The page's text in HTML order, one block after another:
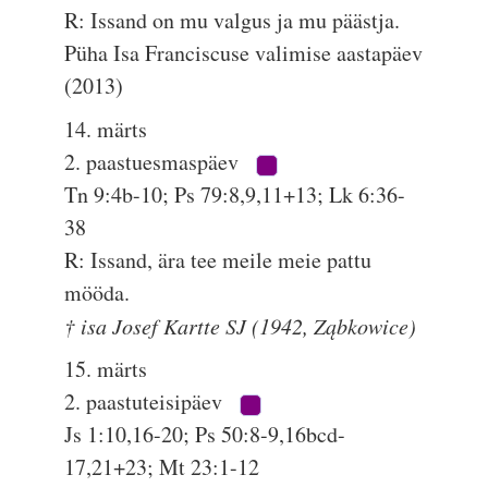
R: Issand on mu valgus ja mu päästja.
Püha Isa Franciscuse valimise aastapäev
(2013)
14. märts
2. paastuesmaspäev
Tn 9:4b-10; Ps 79:8,9,11+13; Lk 6:36-
38
R: Issand, ära tee meile meie pattu
mööda.
† isa Josef Kartte SJ (1942, Ząbkowice)
15. märts
2. paastuteisipäev
Js 1:10,16-20; Ps 50:8-9,16bcd-
17,21+23; Mt 23:1-12